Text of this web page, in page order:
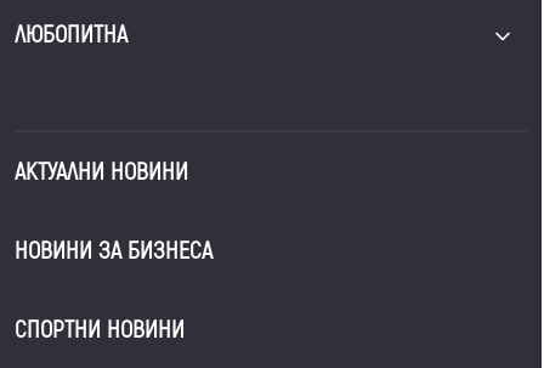
ЛЮБОПИТНА
АКТУАЛНИ НОВИНИ
НОВИНИ ЗА БИЗНЕСА
СПОРТНИ НОВИНИ